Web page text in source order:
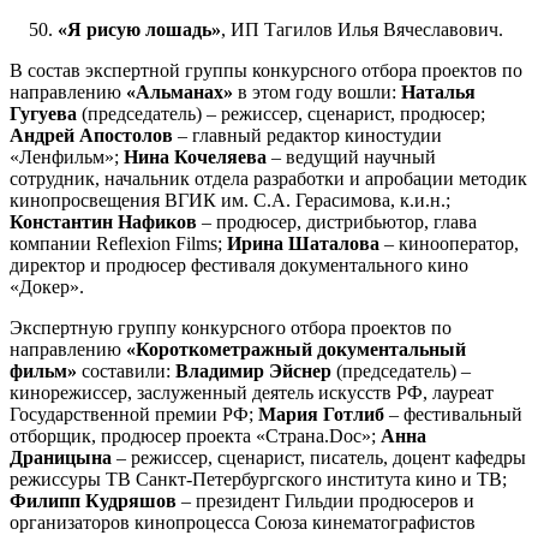
«Я рисую лошадь», ИП Тагилов Илья Вячеславович.
В состав экспертной группы конкурсного отбора проектов по
направлению «Альманах» в этом году вошли: Наталья
Гугуева (председатель) – режиссер, сценарист, продюсер;
Андрей Апостолов – главный редактор киностудии
«Ленфильм»; Нина Кочеляева – ведущий научный
сотрудник, начальник отдела разработки и апробации методик
кинопросвещения ВГИК им. С.А. Герасимова, к.и.н.;
Константин Нафиков – продюсер, дистрибьютор, глава
компании Reflexion Films; Ирина Шаталова – кинооператор,
директор и продюсер фестиваля документального кино
«Докер».
Экспертную группу конкурсного отбора проектов по
направлению «Короткометражный документальный
фильм» составили: Владимир Эйснер (председатель) –
кинорежиссер, заслуженный деятель искусств РФ, лауреат
Государственной премии РФ; Мария Готлиб – фестивальный
отборщик, продюсер проекта «Страна.Doc»; Анна
Драницына – режиссер, сценарист, писатель, доцент кафедры
режиссуры ТВ Санкт-Петербургского института кино и ТВ;
Филипп Кудряшов – президент Гильдии продюсеров и
организаторов кинопроцесса Союза кинематографистов